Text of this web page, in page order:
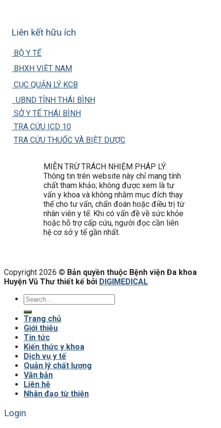
Liên kết hữu ích
BỘ Y TẾ
BHXH VIỆT NAM
CỤC QUẢN LÝ KCB
UBND TỈNH THÁI BÌNH
SỞ Y TẾ THÁI BÌNH
TRA CỨU ICD 10
TRA CỨU THUỐC VÀ BIỆT DƯỢC
MIỄN TRỪ TRÁCH NHIỆM PHÁP LÝ:
Thông tin trên website này chỉ mang tính
chất tham khảo; không được xem là tư
vấn y khoa và không nhằm mục đích thay
thế cho tư vấn, chẩn đoán hoặc điều trị từ
nhân viên y tế. Khi có vấn đề về sức khỏe
hoặc hỗ trợ cấp cứu, người đọc cần liên
hệ cơ sở y tế gần nhất.
Copyright 2026 © Bản quyền thuộc Bệnh viện Đa khoa
Huyện Vũ Thư thiết kế bởi DIGIMEDICAL
Trang chủ
Giới thiệu
Tin tức
Kiến thức y khoa
Dịch vụ y tế
Quản lý chất lượng
Văn bản
Liên hệ
Nhân đạo từ thiện
Login